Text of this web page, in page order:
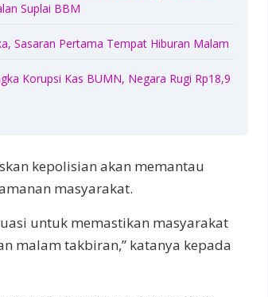
Suplai BBM
Sasaran Pertama Tempat Hiburan Malam
Korupsi Kas BUMN, Negara Rugi Rp18,9
kepolisian akan memantau
masyarakat.
untuk memastikan masyarakat
malam takbiran,” katanya kepada